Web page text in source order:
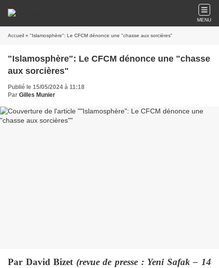
MENU
Accueil » "Islamosphère": Le CFCM dénonce une "chasse aux sorcières"
"Islamosphère": Le CFCM dénonce une "chasse
aux sorcières"
Publié le 15/05/2024 à 11:18
Par Gilles Munier
Par David Bizet (revue de presse : Yeni Safak – 14